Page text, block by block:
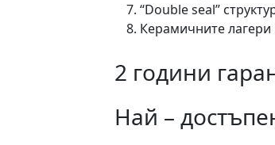
“Double seal”
Керамичните лагери
2 години
Най –